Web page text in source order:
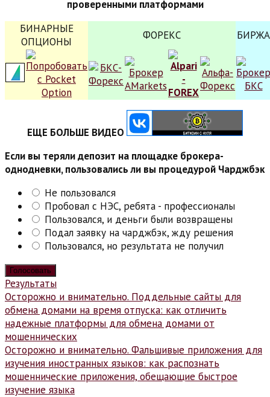
проверенными платформами
БИНАРНЫЕ
ОПЦИОНЫ
ФОРЕКС БИРЖА
ЕЩЕ БОЛЬШЕ ВИДЕО
Если вы теряли депозит на площадке брокера-
однодневки, пользовались ли вы процедурой Чарджбэк
Не пользовался
Пробовал с НЭС, ребята - профессионалы
Пользовался, и деньги были возвращены
Подал заявку на чарджбэк, жду решения
Пользовался, но результата не получил
Результаты
Навигация
по
записям
Осторожно и внимательно. Поддельные сайты для
обмена домами на время отпуска: как отличить
надежные платформы для обмена домами от
мошеннических
Осторожно и внимательно. Фальшивые приложения для
изучения иностранных языков: как распознать
мошеннические приложения, обещающие быстрое
изучение языка